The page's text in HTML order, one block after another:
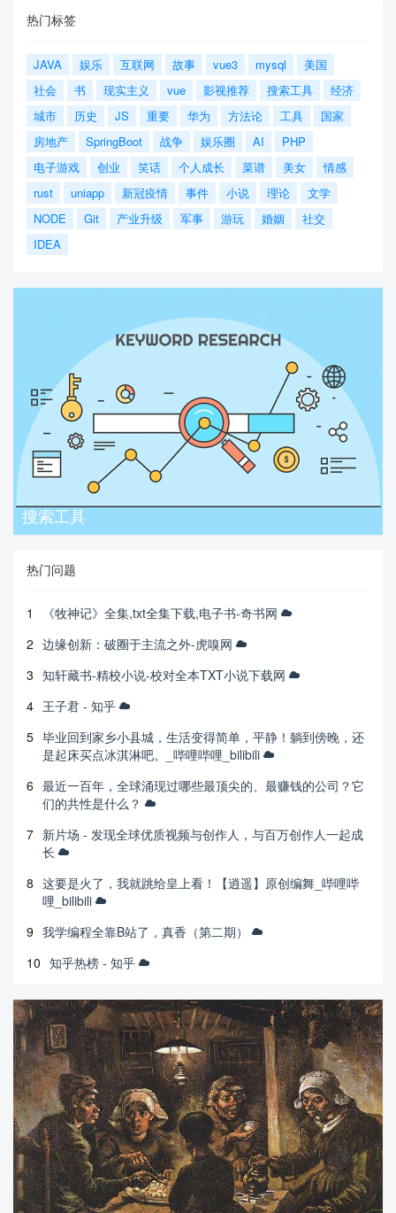
热门标签
JAVA 娱乐 互联网 故事 vue3 mysql
美国
社会
书 现实主义 vue 影视推荐 搜索工具
经济
城市
历史 JS 重要 华为 方法论 工具
国家
房地产
SpringBoot 战争 娱乐圈 AI
PHP
电子游戏
创业 笑话 个人成长 菜谱 美女
情感
rust
uniapp 新冠疫情 事件 小说 理论
文学
NODE
Git 产业升级 军事 游玩 婚姻
社交
IDEA
搜索工具
热门问题
1
《牧神记》全集,txt全集下载,电子书-奇书网
2 边缘创新：破圈于主流之外-虎嗅网
3 知轩藏书-精校小说-校对全本TXT小说下载网
4 王子君 - 知乎
5 毕业回到家乡小县城，生活变得简单，平静！躺到傍晚，还
是起床买点冰淇淋吧。_哔哩哔哩_bilibili
6 最近一百年，全球涌现过哪些最顶尖的、最赚钱的公司？它
们的共性是什么？
7 新片场 - 发现全球优质视频与创作人，与百万创作人一起成
长
8 这要是火了，我就跳给皇上看！【逍遥】原创编舞_哔哩哔
哩_bilibili
9 我学编程全靠B站了，真香（第二期）
10 知乎热榜 - 知乎